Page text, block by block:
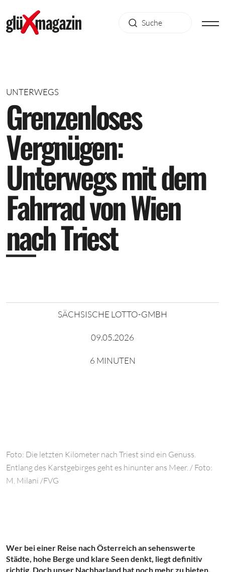
UNTERWEGS
Grenzenloses
Vergnügen:
Unterwegsmitdem
FahrradvonWien
nachTriest
SÄCHSISCHE LOTTO-GMBH
09.05.2026
6 MINUTEN
Foto: Die letzten Kilometer nach Triest sind ein Genuss.
Entlang des Karstgebirges geht es hinunter ans Meer. / Foto:
M. Milani /FVG
Wer bei einer Reise nach Österreich an sehenswerte
Städte, hohe Berge und klare Seen denkt, liegt definitiv
richtig. Doch unser Nachbarland hat noch mehr zu bieten.